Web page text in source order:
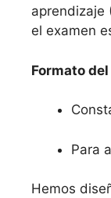
aprendizaje
el examen
Formato
Para
Hemos